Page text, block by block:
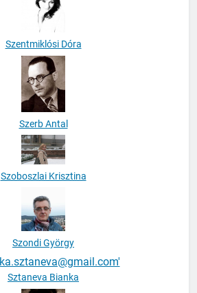
Szentmiklósi Dóra
Szerb Antal
Szoboszlai Krisztina
Szondi György
Sztaneva Bianka